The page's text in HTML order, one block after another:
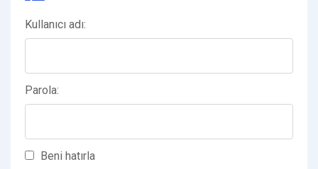
Kullanıcı adı:
Parola:
Beni hatırla